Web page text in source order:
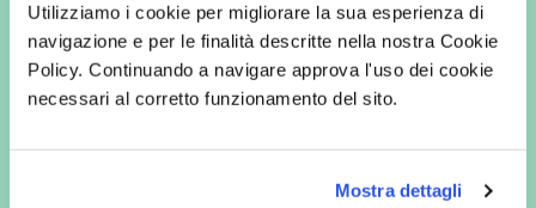
Utilizziamo i cookie per migliorare la sua esperienza di
navigazione e per le finalità descritte nella nostra Cookie
Policy. Continuando a navigare approva l'uso dei cookie
necessari al corretto funzionamento del sito.
Mostra dettagli
In qualità di interessato, avendo letto l’informativaPrivacy Policy
redatta ai sensi del Regolamento EU 2016/679, acconsento
espressamente al trattamento dei miei dati personali per finalità
commerciali da parte di Verafarma, tra cui invio di comunicazioni
marketing (con modalità telematiche - quali ad es. newsletter ed e-mail